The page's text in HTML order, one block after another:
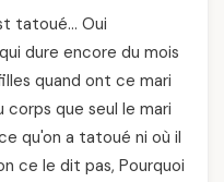
tatoué… Oui
dure encore du mois
quand ont ce mari
que seul le mari
qu'on a tatoué ni où il
ce le dit pas, Pourquoi